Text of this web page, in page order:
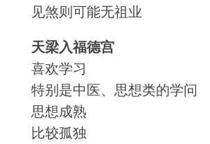
见煞则可能无祖业
天梁入福德宫
喜欢学习
特别是中医、思想类的学问
思想成熟
比较孤独